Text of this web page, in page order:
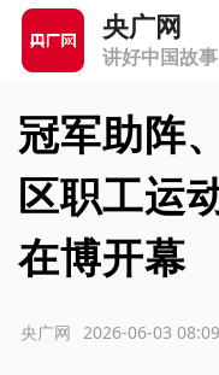
央广网
讲好中国故
冠军助阵
区职工运
在博开幕
2026-06-03
央广网